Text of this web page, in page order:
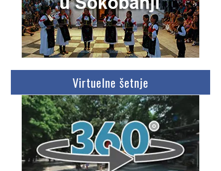
Virtuelne šetnje